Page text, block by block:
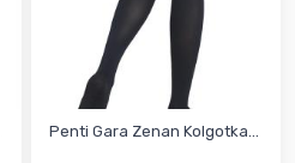
Penti Gara Zenan Kolgotka...